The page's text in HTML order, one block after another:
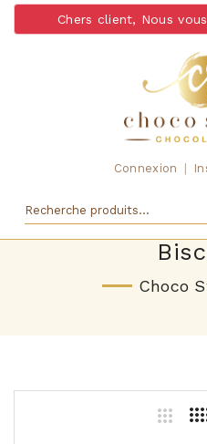
Chers client, Nous vous
Connexion |
Choco